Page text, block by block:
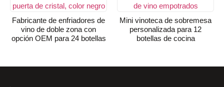
Fabricante de enfriadores de
vino de doble zona con
opción OEM para 24 botellas
Mini vinoteca de sobremesa
personalizada para 12
botellas de cocina